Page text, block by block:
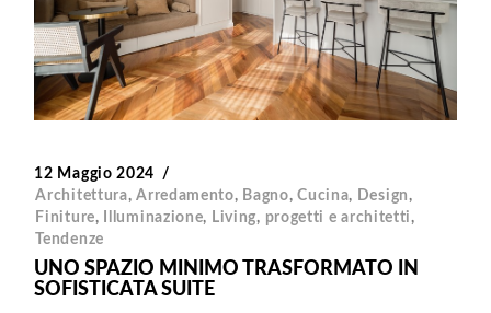
12 Maggio 2024
Architettura,Arredamento, Bagno,Cucina, Design,
Finiture, Illuminazione, Living, progetti e architetti,
Tendenze
UNO SPAZIO MINIMO TRASFORMATO IN
SOFISTICATA SUITE